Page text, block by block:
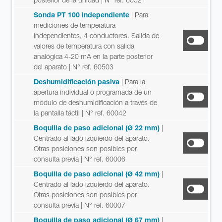
Sonda PT 100 independiente | Para
mediciones de temperatura
independientes, 4 conductores. Salida de
valores de temperatura con salida
analógica 4-20 mA en la parte posterior
del aparato | N° ref. 60503
Deshumidificación pasiva | Para la
apertura individual o programada de un
módulo de deshumidificación a través de
la pantalla táctil | N° ref. 60042
Boquilla de paso adicional (Ø 22 mm) |
Centrado al lado izquierdo del aparato.
Otras posiciones son posibles por
consulta previa | N° ref. 60006
Boquilla de paso adicional (Ø 42 mm) |
Centrado al lado izquierdo del aparato.
Otras posiciones son posibles por
consulta previa | N° ref. 60007
Boquilla de paso adicional (Ø 67 mm) |